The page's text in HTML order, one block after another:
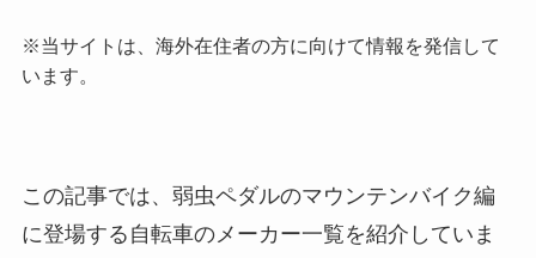
※当サイトは、海外在住者の方に向けて情報を発信して
います。
この記事では、弱虫ペダルのマウンテンバイク編
に登場する自転車のメーカー一覧を紹介していま